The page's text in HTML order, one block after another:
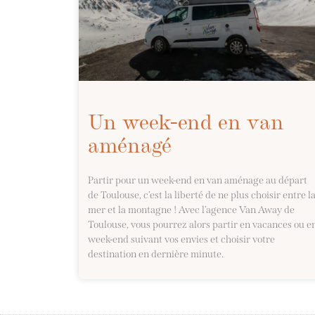
Un week-end en van
aménagé
Partir pour un week-end en van aménage au départ
de Toulouse, c’est la liberté de ne plus choisir entre la
mer et la montagne ! Avec l’agence Van Away de
Toulouse, vous pourrez alors partir en vacances ou
week-end suivant vos envies et choisir votre
destination en dernière minute.